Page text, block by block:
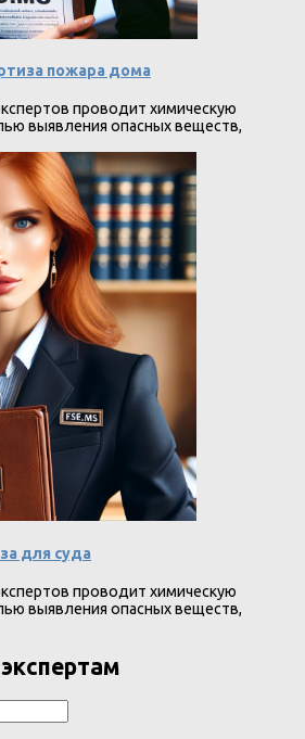
пожара дома
проводит химическую
выявления опасных веществ,
для суда
проводит химическую
выявления опасных веществ,